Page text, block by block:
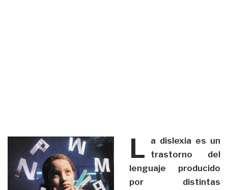
L
a dislexia es un
trastorno del
lenguaje producido
por distintas